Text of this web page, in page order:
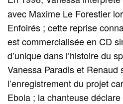
avec Maxime Le Forestier
Enfoirés ; cette reprise
est commercialisée en CD
d’unique dans l’histoire du
Vanessa Paradis et Renaud
l’enregistrement du projet
Ebola ; la chanteuse